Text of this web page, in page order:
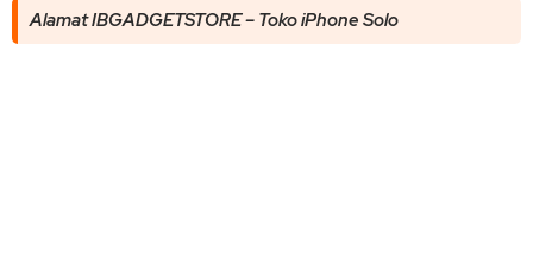
Alamat IBGADGETSTORE – Toko iPhone Solo